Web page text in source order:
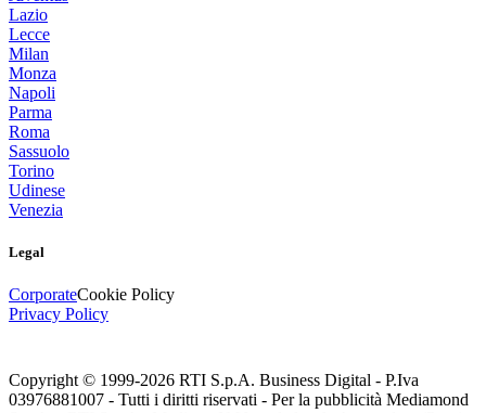
Lazio
Lecce
Milan
Monza
Napoli
Parma
Roma
Sassuolo
Torino
Udinese
Venezia
Legal
CorporateCookie Policy
Privacy Policy
Copyright © 1999-2026 RTI S.p.A. Business Digital - P.Iva
03976881007 - Tutti i diritti riservati - Per la pubblicità Mediamond